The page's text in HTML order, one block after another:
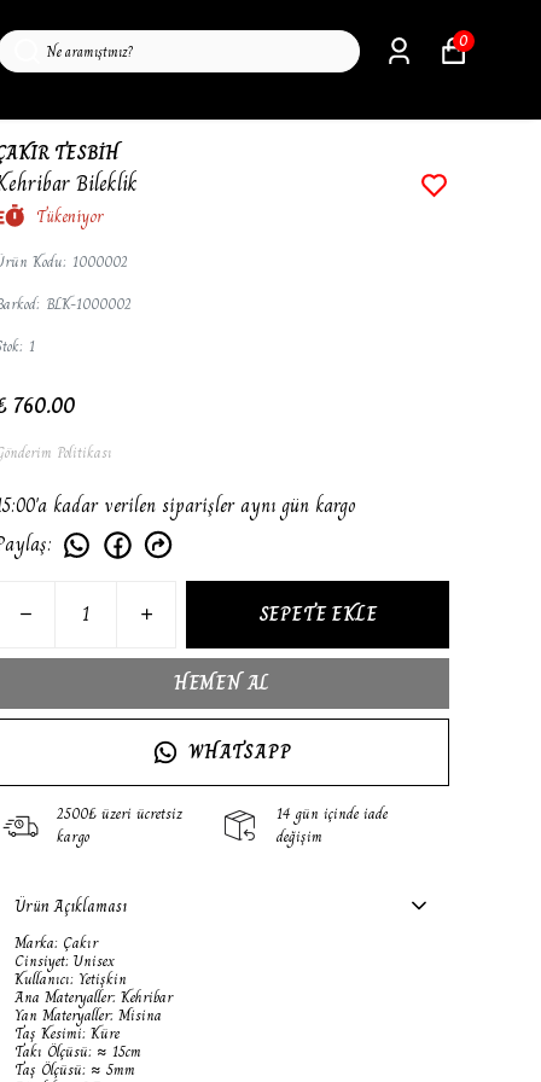
0
TESBİH
Bileklik
Tükeniyor
Kodu: 1000002
: BLK-1000002
: 1
760.00
Politikası
kadar verilen siparişler aynı gün kargo
:
SEPETE EKLE
HEMEN AL
WHATSAPP
2500₺ üzeri ücretsiz
kargo
14 gün içinde iade
değişim
Ürün Açıklaması
Marka: Çakır
Cinsiyet: Unisex
Kullanıcı: Yetişkin
Ana Materyaller: Kehribar
Yan Materyaller: Misina
Taş Kesimi: Küre
Takı Ölçüsü: ≈ 15cm
Taş Ölçüsü: ≈ 5mm